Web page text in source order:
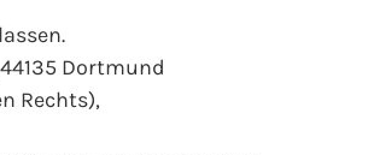
Dortmund
Rechts),